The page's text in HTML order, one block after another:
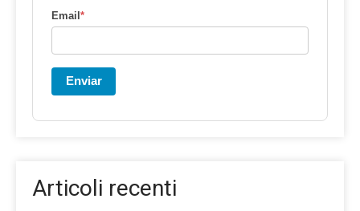
Email*
Enviar
Articoli recenti